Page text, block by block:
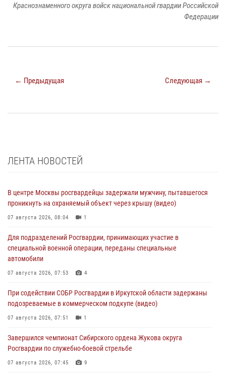
Краснознаменного округа войск национальной гвардии Российской
Федерации
← Предыдущая Следующая →
ЛЕНТА НОВОСТЕЙ
В центре Москвы росгвардейцы задержали мужчину, пытавшегося
проникнуть на охраняемый объект через крышу (видео)
07 августа 2026, 08:04 1
Для подразделений Росгвардии, принимающих участие в
специальной военной операции, переданы специальные
автомобили
07 августа 2026, 07:53 4
При содействии СОБР Росгвардии в Иркутской области задержаны
подозреваемые в коммерческом подкупе (видео)
07 августа 2026, 07:51 1
Завершился чемпионат Сибирского ордена Жукова округа
Росгвардии по служебно-боевой стрельбе
07 августа 2026, 07:45 9